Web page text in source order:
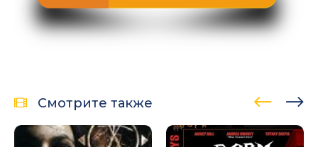
Смотрите также